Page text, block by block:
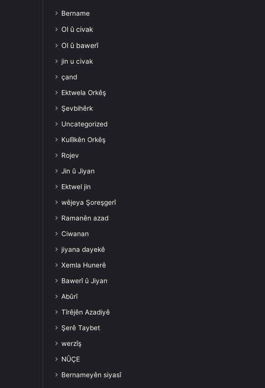
Bername
Ol û civak
Ol û bawerî
jin u civak
çand
Ektwela Orkêş
Şevbihêrk
Uncategorized
Kulîlkên Orkêş
Rojev
Jin û Jiyan
Ektwel jin
wêjeya Şoreşgerî
Ramanên azad
Ciwanan
jiyana dayekê
Xemla Hunerê
Bawerî û Jiyan
Abûrî
Tîrêjên Azadiyê
Şerê Taybet
werzîş
NÛÇE
Bernameyên siyasî